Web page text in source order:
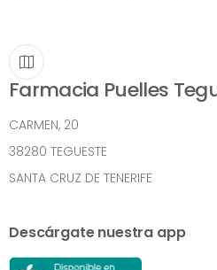
Farmacia Puelles
CARMEN, 20
38280 TEGUESTE
SANTA CRUZ DE TENERIFE
Descárgate nuestra app